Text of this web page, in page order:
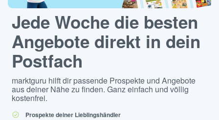
Jede Woche die besten
Angebote direkt in dein
Postfach
marktguru hilft dir passende Prospekte und Angebote
aus deiner Nähe zu finden. Ganz einfach und völlig
kostenfrei.
Prospekte deiner Lieblingshändler